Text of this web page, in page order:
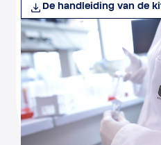
De handleiding van de